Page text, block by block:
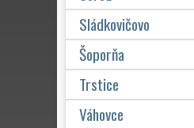
Sládkovičovo
Šoporňa
Trstice
Váhovce